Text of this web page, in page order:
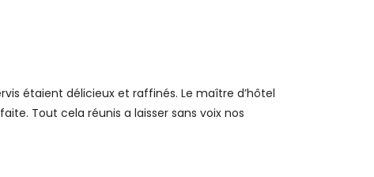
étaient délicieux et raffinés. Le maître d’hôtel
Tout cela réunis a laisser sans voix nos